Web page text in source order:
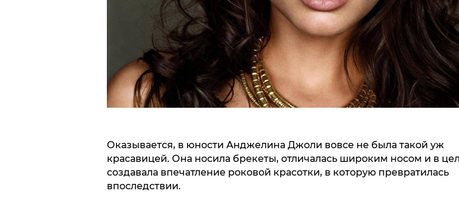
Оказывается, в юности Анджелина Джоли вовсе не была такой уж
красавицей. Она носила брекеты, отличалась широким носом и в
создавала впечатление роковой красотки, в которую превратилась
впоследствии.